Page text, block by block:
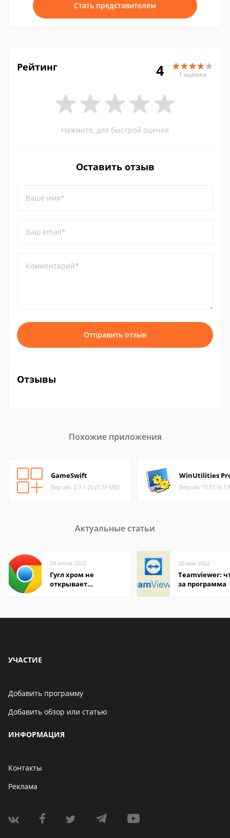
Стать представителем
Рейтинг 4 1 оценка
Нажмите, для быстрой оценки
Оставить отзыв
Ваше имя*
Ваш email*
Комментарий*
Отправить отзыв
Отзывы
Похожие приложения
GameSwift
Версия: 2.3.1.20 (5.39 МБ)
WinUtilities
Версия: 15.51 (6.3
Актуальные статьи
04 июня 2022
Гугл хром не
открывает
30 мая 2022
Teamviewer:
за программа
УЧАСТИЕ
Добавить программу
Добавить обзор или статью
ИНФОРМАЦИЯ
Контакты
Реклама